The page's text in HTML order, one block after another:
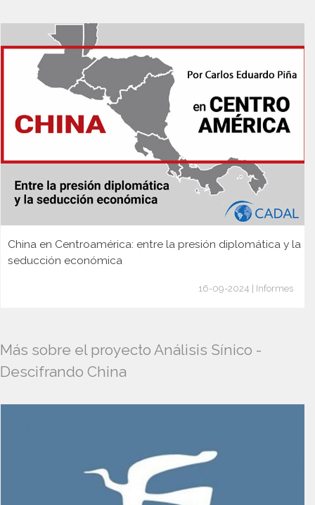
China en Centroamérica: entre la presión diplomática y la
seducción económica
16-09-2024 | Informes
Más sobre el proyecto Análisis Sínico -
Descifrando China